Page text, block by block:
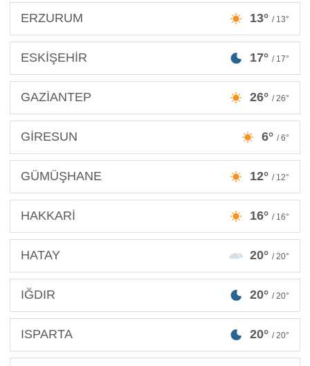
ERZURUM 13° / 13°
ESKİŞEHİR 17° / 17°
GAZİANTEP 26° / 26°
GİRESUN 6° / 6°
GÜMÜŞHANE 12° / 12°
HAKKARİ 16° / 16°
HATAY 20° / 20°
IĞDIR 20° / 20°
ISPARTA 20° / 20°